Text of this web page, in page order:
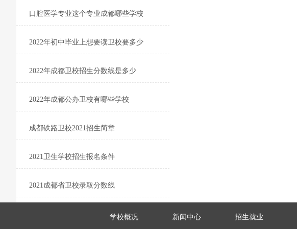
口腔医学专业这个专业成都哪些学校
2022年初中毕业上想要读卫校要多少
2022年成都卫校招生分数线是多少
2022年成都公办卫校有哪些学校
成都铁路卫校2021招生简章
2021卫生学校招生报名条件
2021成都省卫校录取分数线
学校概况 新闻中心 招生就业